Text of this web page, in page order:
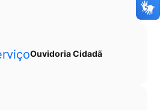
Ouvidoria Cidadã